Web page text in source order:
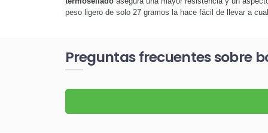
peso ligero de solo 27 gramos la hace fácil de llevar a
Preguntas frecuentes sobre